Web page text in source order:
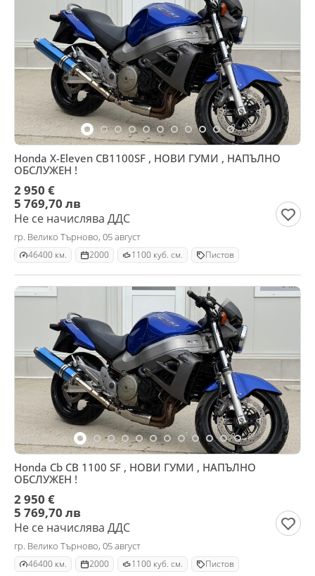
Honda X-Eleven CB1100SF , НОВИ ГУМИ , НАПЪЛНО
ОБСЛУЖЕН !
2 950 €
5 769,70 лв
Не се начислява ДДС
гр. Велико Търново, 05 август
46400 км. 2000 1100 куб. см. Пистов
Honda Cb CB 1100 SF , НОВИ ГУМИ , НАПЪЛНО
ОБСЛУЖЕН !
2 950 €
5 769,70 лв
Не се начислява ДДС
гр. Велико Търново, 05 август
46400 км. 2000 1100 куб. см. Пистов